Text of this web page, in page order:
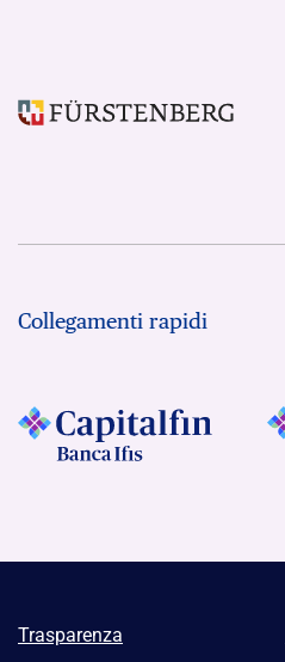
Collegamenti rapidi
Trasparenza